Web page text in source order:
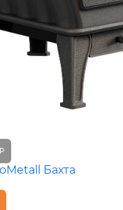
Бахта